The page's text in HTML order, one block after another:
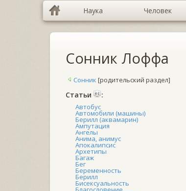
Наука Человек
Сонник Лоффа
Сонник [родительский раздел]
Cтатьи :
Автобус
Автомобили (машины)
Берилл (аквамарин)
Ампутация
Ангелы
Анима, анимус
Апокалипсис
Архетипы
Багаж
Бег
Беременность
Берилл
Бисексуальность